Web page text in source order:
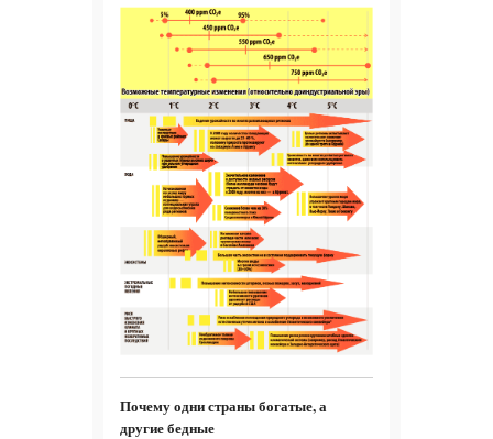
Почему одни страны богатые, а
другие бедные